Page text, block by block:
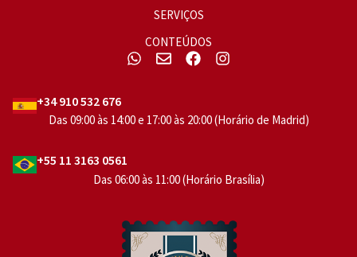
SERVIÇOS
CONTEÚDOS
+34 910 532 676
Das 09:00 às 14:00 e 17:00 às 20:00 (Horário de Madrid)
+55 11 3163 0561
Das 06:00 às 11:00 (Horário Brasília)